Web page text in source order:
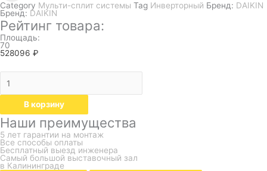
Category Мульти-сплит системы Tag Инверторный Бренд: DAIKIN
Бренд: DAIKIN
Рейтинг товара:
Площадь:
70
528096 ₽
В корзину
Наши преимущества
5 лет гарантии на монтаж
Все способы оплаты
Бесплатный выезд инженера
Самый большой выставочный зал
в Калининграде